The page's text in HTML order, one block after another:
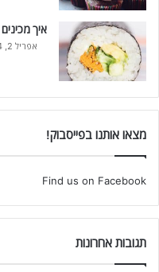
איך
אפריל 2, 2024
מצאו אותנו בפייסבוק!
Find us on Facebook
תגובות אחרונות